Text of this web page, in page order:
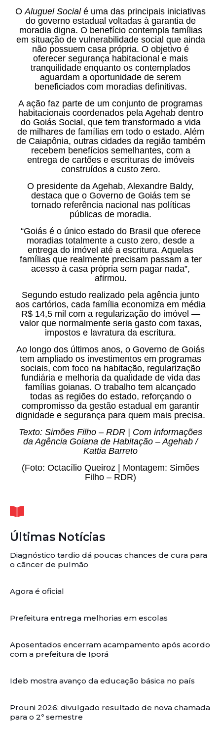
O Aluguel Socialé uma das principais iniciativas
do governo estadual voltadas à garantia de
moradia digna. O benefício contempla famílias
em situação de vulnerabilidade social que ainda
não possuem casa própria. O objetivo é
oferecer segurança habitacional e mais
tranquilidade enquanto os contemplados
aguardam a oportunidade de serem
beneficiados com moradias definitivas.
A ação faz parte de um conjunto de programas
habitacionais coordenados pela Agehab dentro
do Goiás Social, que tem transformado a vida
de milhares de famílias em todo o estado. Além
de Caiapônia, outras cidades da região também
recebem benefícios semelhantes, com a
entrega de cartões e escrituras de imóveis
construídos a custo zero.
O presidente da Agehab, Alexandre Baldy,
destaca que o Governo de Goiás tem se
tornado referência nacional nas políticas
públicas de moradia.
“Goiás é o único estado do Brasil que oferece
moradias totalmente a custo zero, desde a
entrega do imóvel até a escritura. Aquelas
famílias que realmente precisam passam a ter
acesso à casa própria sem pagar nada”,
afirmou.
Segundo estudo realizado pela agência junto
aos cartórios, cada família economiza em média
R$ 14,5 mil com a regularização do imóvel —
valor que normalmente seria gasto com taxas,
impostos e lavratura da escritura.
Ao longo dos últimos anos, o Governo de Goiás
tem ampliado os investimentos em programas
sociais, com foco na habitação, regularização
fundiária e melhoria da qualidade de vida das
famílias goianas. O trabalho tem alcançado
todas as regiões do estado, reforçando o
compromisso da gestão estadual em garantir
dignidade e segurança para quem mais precisa.
Texto: Simões Filho – RDR | Com informações
da Agência Goiana de Habitação – Agehab /
Kattia Barreto
(Foto: Octacílio Queiroz | Montagem: Simões
Filho – RDR)
Últimas Notícias
Diagnóstico tardio dá poucas chances de cura para
o câncer de pulmão
Agora é oficial
Prefeitura entrega melhorias em escolas
Aposentados encerram acampamento após acordo
com a prefeitura de Iporá
Ideb mostra avanço da educação básica no país
Prouni 2026: divulgado resultado de nova chamada
para o 2º semestre